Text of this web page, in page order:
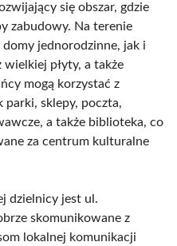
się obszar, gdzie
zabudowy. Na terenie
jednorodzinne, jak i
płyty, a także
mogą korzystać z
parki, sklepy, poczta,
a także biblioteka, co
za centrum kulturalne
dzielnicy jest ul.
skomunikowane z
lokalnej komunikacji